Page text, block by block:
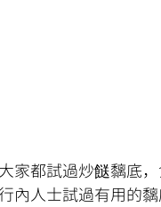
家都試過炒餸黐底
內人士試過有用的